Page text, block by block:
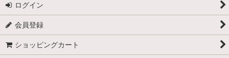
ログイン
会員登録
ショッピングカート